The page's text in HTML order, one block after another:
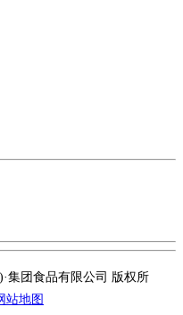
集团食品有限公司 版权所
站地图